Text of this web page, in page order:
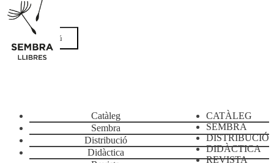
Menú
CATÀLEG
SEMBRA
DISTRIBUCIÓ
DIDÀCTICA
REVISTA
Catàleg
Sembra
Distribució
Didàctica